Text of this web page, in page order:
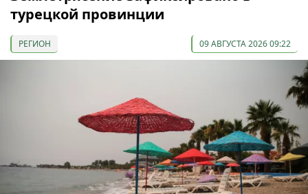
турецкой провинции
РЕГИОН 09 АВГУСТА 2026 09:22